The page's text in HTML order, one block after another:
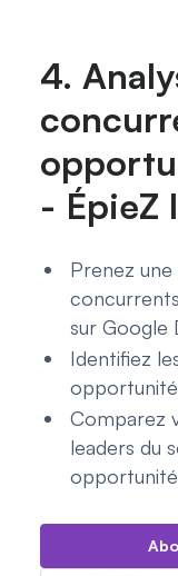
4.
- ÉpieZ
Prenez
sur Google
Identifiez
Comparez
leaders du